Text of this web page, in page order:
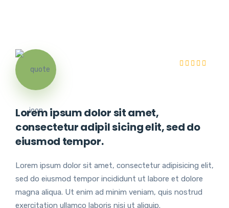
Lorem ipsum dolor sit amet,
consectetur adipil sicing elit, sed do
eiusmod tempor.
Lorem ipsum dolor sit amet, consectetur adipisicing elit,
sed do eiusmod tempor incididunt ut labore et dolore
magna aliqua. Ut enim ad minim veniam, quis nostrud
exercitation ullamco laboris nisi ut aliquip.